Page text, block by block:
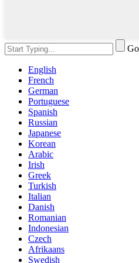
English
French
German
Portuguese
Spanish
Russian
Japanese
Korean
Arabic
Irish
Greek
Turkish
Italian
Danish
Romanian
Indonesian
Czech
Afrikaans
Swedish